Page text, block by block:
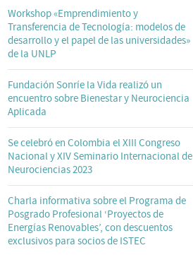
Workshop «Emprendimiento y
Transferencia de Tecnología: modelos de
desarrollo y el papel de las universidades»
de la UNLP
Fundación Sonríe la Vida realizó un
encuentro sobre Bienestar y Neurociencia
Aplicada
Se celebró en Colombia el XIII Congreso
Nacional y XIV Seminario Internacional de
Neurociencias 2023
Charla informativa sobre el Programa de
Posgrado Profesional ‘Proyectos de
Energías Renovables’, con descuentos
exclusivos para socios de ISTEC